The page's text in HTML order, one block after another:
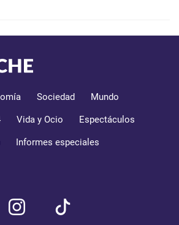
Sociedad Mundo
Vida y Ocio Espectáculos
Informes especiales